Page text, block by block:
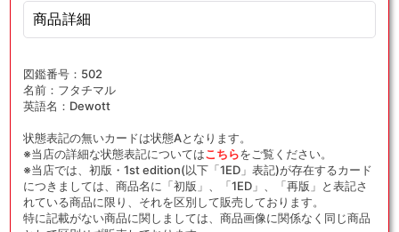
商品詳細
図鑑番号：502
名前：フタチマル
英語名：Dewott
状態表記の無いカードは状態Aとなります。
※当店の詳細な状態表記についてはこちらをご覧ください。
※当店では、初版・1st edition(以下「1ED」表記)が存在するカード
につきましては、商品名に「初版」、「1ED」、「再版」と表記さ
れている商品に限り、それを区別して販売しております。
特に記載がない商品に関しましては、商品画像に関係なく同じ商品